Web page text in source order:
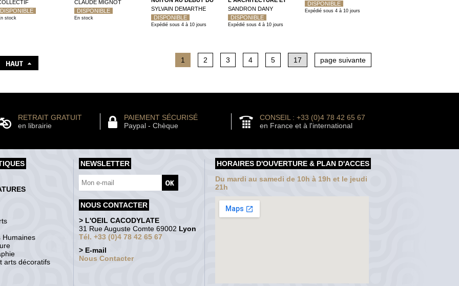
DISPONIBLE
stock
CLAUDE MIGNOT
DISPONIBLE
En stock
XIIIE SIÈCLE
SYLVAIN DEMARTHE
DISPONIBLE
Expédié sous 4 à 10 jours
DE LA VILLE AU
MOYEN AGE
SANDRON DANY
DISPONIBLE
Expédié sous 4 à 10 jours
DISPONIBLE
Expédié sous 4 à 10 jours
1 2 3 4 5 17 page suivante
RETRAIT GRATUIT
en librairie
PAIEMENT SÉCURISÉ
Paypal - Chèque
CONSEIL : +33 (0)4 78 42 65 67
en France et à l'international
Humaines
arts décoratifs
NEWSLETTER
NOUS CONTACTER
> L'OEIL CACODYLATE
31 Rue Auguste Comte 69002 Lyon
Tél. +33 (0)4 78 42 65 67
> E-mail
Nous Contacter
HORAIRES D'OUVERTURE & PLAN D'ACCES
Du mardi au samedi de 10h à 19h et le jeudi
21h